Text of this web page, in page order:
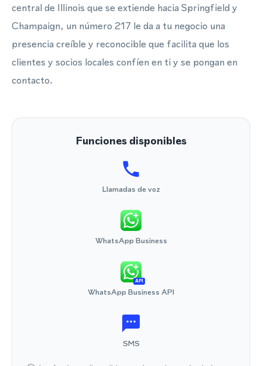
central de Illinois que se extiende hacia Springfield y
Champaign, un número 217 le da a tu negocio una
presencia creíble y reconocible que facilita que los
clientes y socios locales confíen en ti y se pongan en
contacto.
Funciones disponibles
Llamadas de voz
WhatsApp Business
API
WhatsApp Business API
SMS